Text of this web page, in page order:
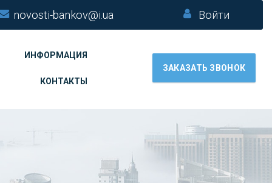
novosti-bankov@i.ua Войти
ИНФОРМАЦИЯ
КОНТАКТЫ
ЗАКАЗАТЬ ЗВОНОК